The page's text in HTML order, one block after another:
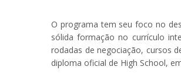
O programa tem seu foco no
sólida formação no currículo
rodadas de negociação, cursos
diploma oficial de High School,